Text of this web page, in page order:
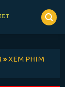
»XEM PHIM